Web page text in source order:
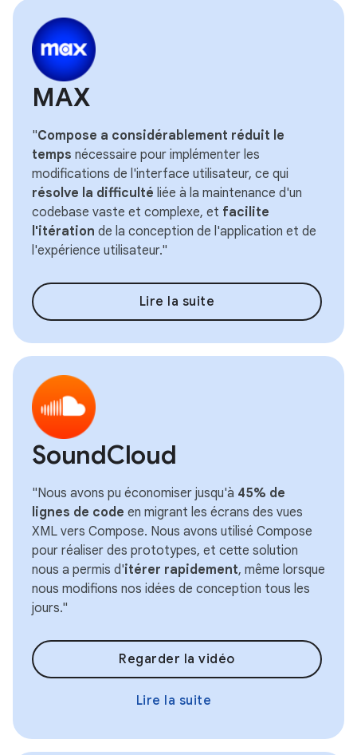
MAX
"Compose a considérablement réduit le
temps nécessaire pour implémenter les
modifications de l'interface utilisateur, ce qui
résolve la difficulté liée à la maintenance d'un
codebase vaste et complexe, et facilite
l'itération de la conception de l'application et de
l'expérience utilisateur."
Lire la suite
SoundCloud
"Nous avons pu économiser jusqu'à 45% de
lignes de code en migrant les écrans des vues
XML vers Compose. Nous avons utilisé Compose
pour réaliser des prototypes, et cette solution
nous a permis d'itérer rapidement, même lorsque
nous modifions nos idées de conception tous les
jours."
Regarder la vidéo
Lire la suite